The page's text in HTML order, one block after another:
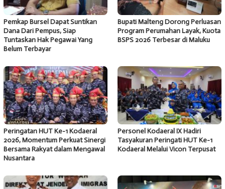
Pemkap Bursel Dapat Suntikan
Dana Dari Pempus, Siap
Tuntaskan Hak Pegawai Yang
Belum Terbayar
Bupati Malteng Dorong Perluasan
Program Perumahan Layak, Kuota
BSPS 2026 Terbesar di Maluku
Peringatan HUT Ke-1 Kodaeral
2026, Momentum Perkuat Sinergi
Bersama Rakyat dalam Mengawal
Nusantara
Personel Kodaeral IX Hadiri
Tasyakuran Peringati HUT Ke-1
Kodaeral Melalui Vicon Terpusat